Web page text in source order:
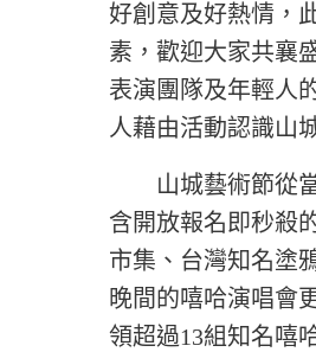
好創意及好熱情，
素，歡迎大家共襄
表演團隊及年輕人
人藉由活動認識山
山城藝術節從當
含開放報名即秒殺
市集、台灣知名塗
晚間的嘻哈演唱會
領超過13組知名嘻